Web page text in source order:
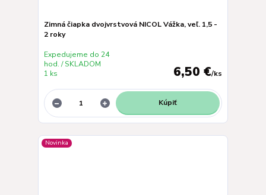
Zimná čiapka dvojvrstvová NICOL Vážka, veľ. 1,5 -
2 roky
6,50 €/ks
Expedujeme do 24
hod. / SKLADOM
1 ks
Kúpiť
Novinka